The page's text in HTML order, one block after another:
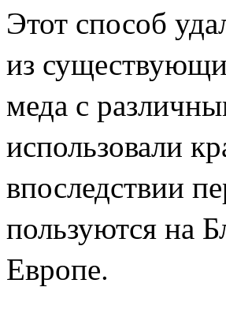
Этот способ
из
меда с
использовали
впоследствии
пользуются на
Европе.